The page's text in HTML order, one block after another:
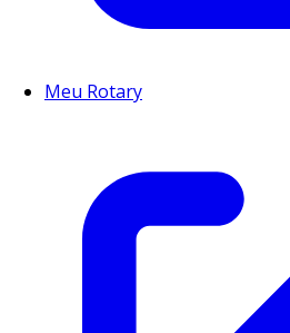
Meu Rotary